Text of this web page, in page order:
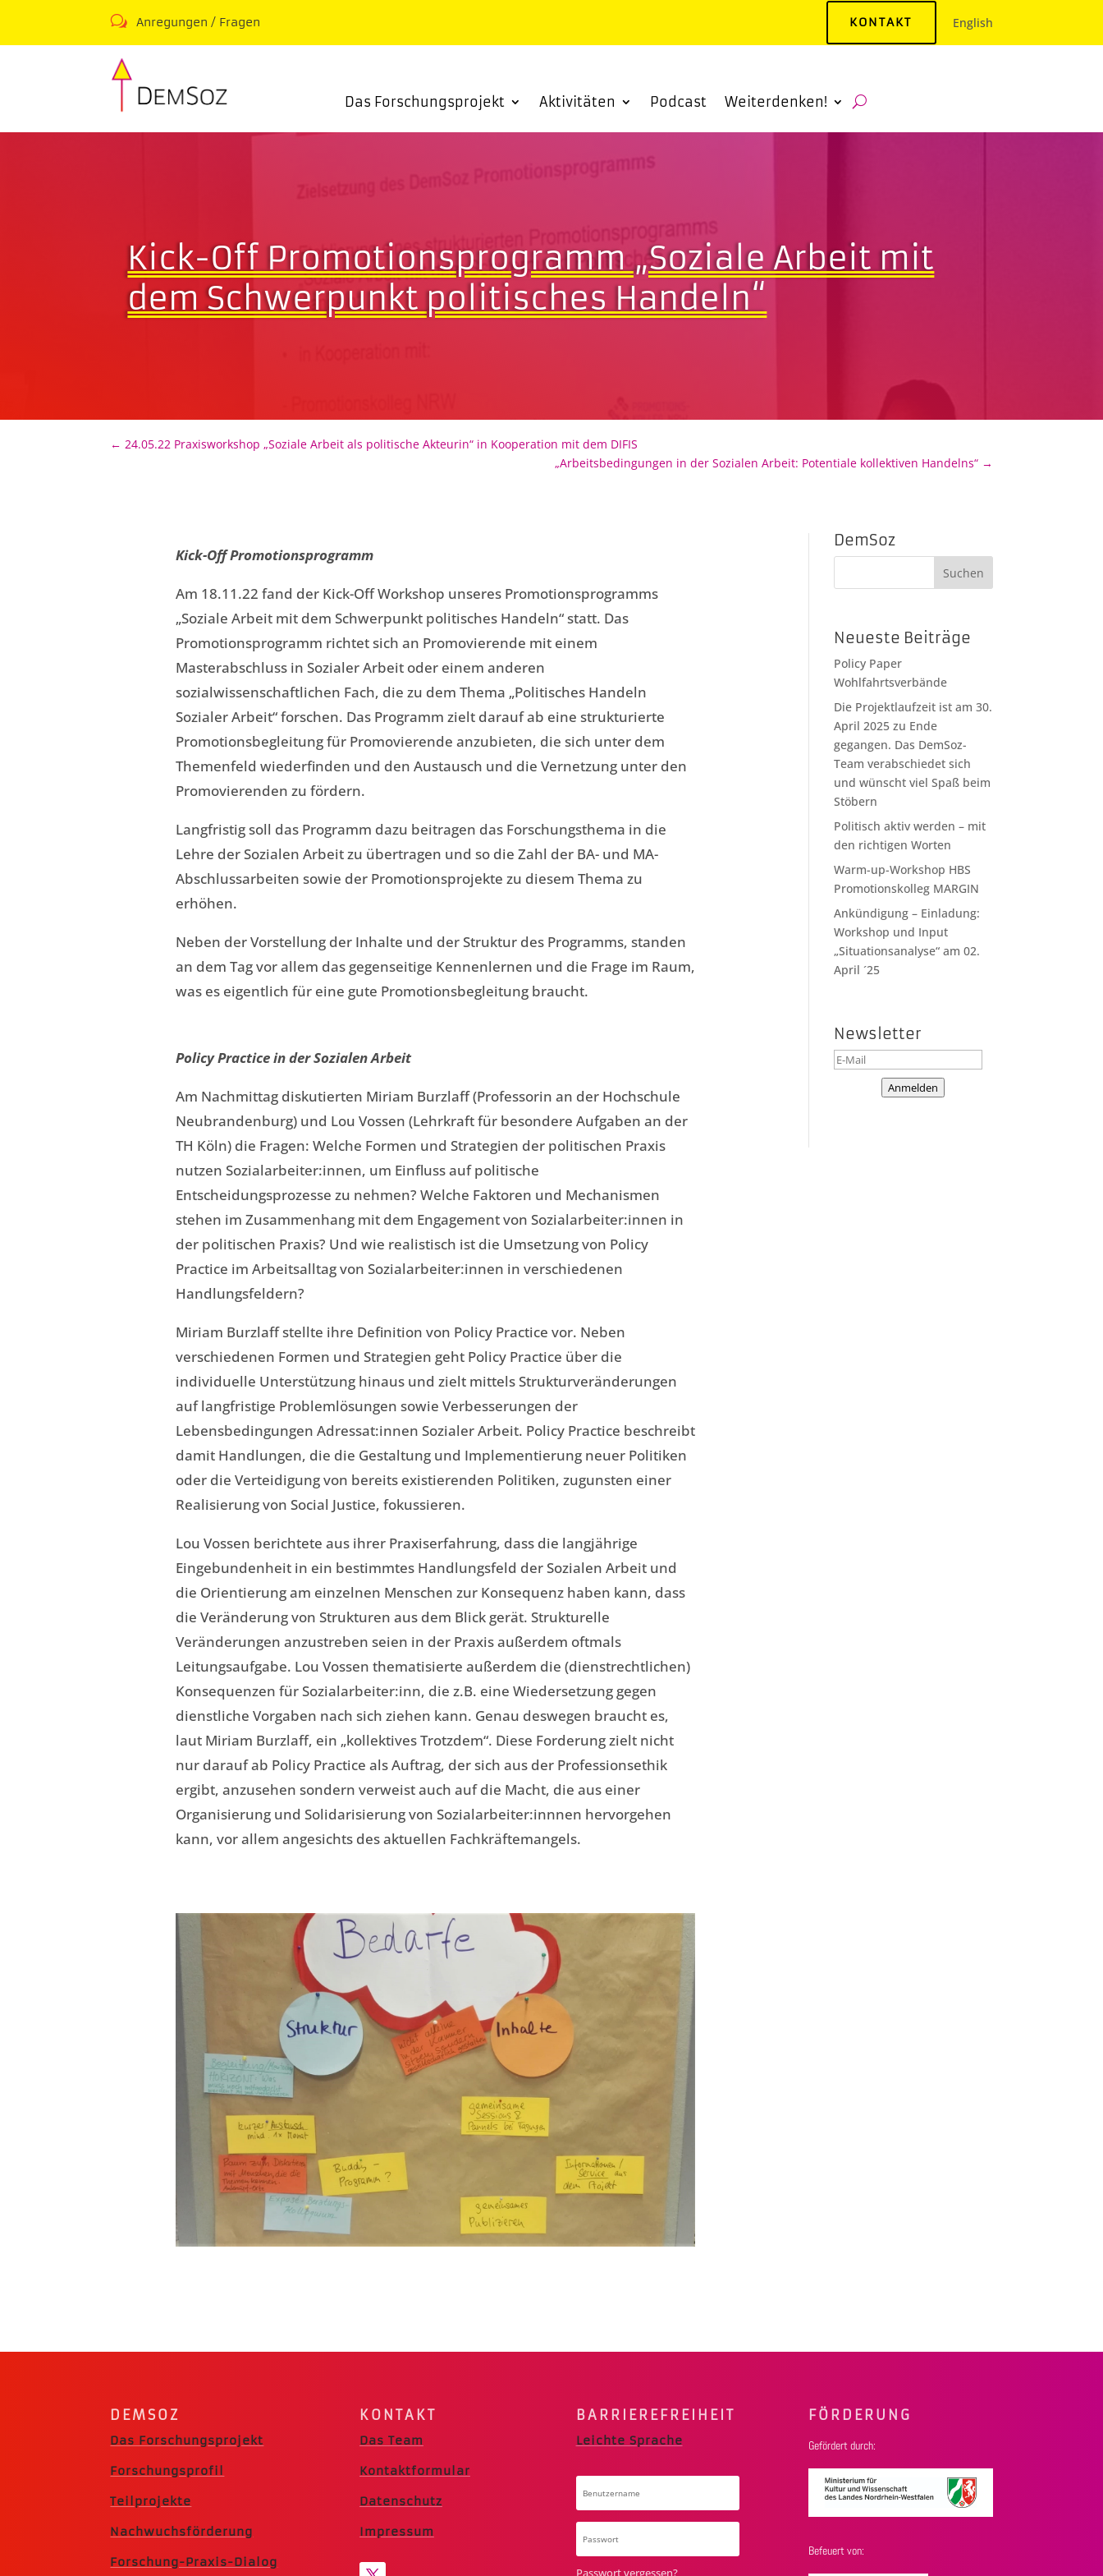
w Anregungen / Fragen KONTAKT English
Das Forschungsprojekt Aktivitäten Podcast Weiterdenken!
Kick-Off Promotionsprogramm „Soziale Arbeit mit
dem Schwerpunkt politisches Handeln“
←24.05.22 Praxisworkshop „Soziale Arbeit als politische Akteurin“ in Kooperation mit dem DIFIS
„Arbeitsbedingungen in der Sozialen Arbeit: Potentiale kollektiven Handelns“→
Kick-Off Promotionsprogramm
Am 18.11.22 fand der Kick-Off Workshop unseres Promotionsprogramms
„Soziale Arbeit mit dem Schwerpunkt politisches Handeln“ statt. Das
Promotionsprogramm richtet sich an Promovierende mit einem
Masterabschluss in Sozialer Arbeit oder einem anderen
sozialwissenschaftlichen Fach, die zu dem Thema „Politisches Handeln
Sozialer Arbeit“ forschen. Das Programm zielt darauf ab eine strukturierte
Promotionsbegleitung für Promovierende anzubieten, die sich unter dem
Themenfeld wiederfinden und den Austausch und die Vernetzung unter den
Promovierenden zu fördern.
Langfristig soll das Programm dazu beitragen das Forschungsthema in die
Lehre der Sozialen Arbeit zu übertragen und so die Zahl der BA- und MA-
Abschlussarbeiten sowie der Promotionsprojekte zu diesem Thema zu
erhöhen.
Neben der Vorstellung der Inhalte und der Struktur des Programms, standen
an dem Tag vor allem das gegenseitige Kennenlernen und die Frage im Raum,
was es eigentlich für eine gute Promotionsbegleitung braucht.
Policy Practice in der Sozialen Arbeit
Am Nachmittag diskutierten Miriam Burzlaff (Professorin an der Hochschule
Neubrandenburg) und Lou Vossen (Lehrkraft für besondere Aufgaben an der
TH Köln) die Fragen: Welche Formen und Strategien der politischen Praxis
nutzen Sozialarbeiter:innen, um Einfluss auf politische
Entscheidungsprozesse zu nehmen? Welche Faktoren und Mechanismen
stehen im Zusammenhang mit dem Engagement von Sozialarbeiter:innen in
der politischen Praxis? Und wie realistisch ist die Umsetzung von Policy
Practice im Arbeitsalltag von Sozialarbeiter:innen in verschiedenen
Handlungsfeldern?
Miriam Burzlaff stellte ihre Definition von Policy Practice vor. Neben
verschiedenen Formen und Strategien geht Policy Practice über die
individuelle Unterstützung hinaus und zielt mittels Strukturveränderungen
auf langfristige Problemlösungen sowie Verbesserungen der
Lebensbedingungen Adressat:innen Sozialer Arbeit. Policy Practice beschreibt
damit Handlungen, die die Gestaltung und Implementierung neuer Politiken
oder die Verteidigung von bereits existierenden Politiken, zugunsten einer
Realisierung von Social Justice, fokussieren.
Lou Vossen berichtete aus ihrer Praxiserfahrung, dass die langjährige
Eingebundenheit in ein bestimmtes Handlungsfeld der Sozialen Arbeit und
die Orientierung am einzelnen Menschen zur Konsequenz haben kann, dass
die Veränderung von Strukturen aus dem Blick gerät. Strukturelle
Veränderungen anzustreben seien in der Praxis außerdem oftmals
Leitungsaufgabe. Lou Vossen thematisierte außerdem die (dienstrechtlichen)
Konsequenzen für Sozialarbeiter:inn, die z.B. eine Wiedersetzung gegen
dienstliche Vorgaben nach sich ziehen kann. Genau deswegen braucht es,
laut Miriam Burzlaff, ein „kollektives Trotzdem“. Diese Forderung zielt nicht
nur darauf ab Policy Practice als Auftrag, der sich aus der Professionsethik
ergibt, anzusehen sondern verweist auch auf die Macht, die aus einer
Organisierung und Solidarisierung von Sozialarbeiter:innnen hervorgehen
kann, vor allem angesichts des aktuellen Fachkräftemangels.
DemSoz
Neueste Beiträge
Policy Paper
Wohlfahrtsverbände
Die Projektlaufzeit ist am 30.
April 2025 zu Ende
gegangen. Das DemSoz-
Team verabschiedet sich
und wünscht viel Spaß beim
Stöbern
Politisch aktiv werden – mit
den richtigen Worten
Warm-up-Workshop HBS
Promotionskolleg MARGIN
Ankündigung – Einladung:
Workshop und Input
„Situationsanalyse“ am 02.
April ´25
Newsletter
Anmelden
DEMSOZ
Das Forschungsprojekt
Forschungsprofil
Teilprojekte
Nachwuchsförderung
Forschung-Praxis-Dialog
KONTAKT
Das Team
Kontaktformular
Datenschutz
Impressum
BARRIERE­FREIHEIT
Leichte Sprache
Passwort vergessen?
FÖRDERUNG
Gefördert durch:
Befeuert von: